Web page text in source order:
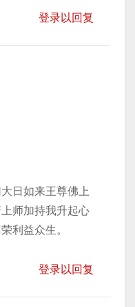
登录以回复
日如来王尊佛上
师加持我升起心
利益众生。
登录以回复